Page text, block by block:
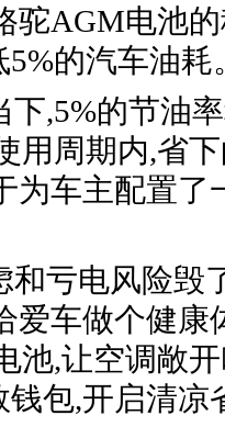
驼AGM电池
的汽车油耗
下,5%的节油
用周期内,省
为车主配置了
和亏电风险毁
爱车做个健康
池,让空调敞
包,开启清凉